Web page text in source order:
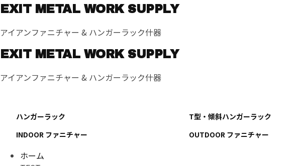
コ
テ
ツ
ス
EXIT METAL WORK SUPPLY
アイアンファニチャー & ハンガーラック什器
EXIT METAL WORK SUPPLY
アイアンファニチャー & ハンガーラック什器
ハンガーラック T型・傾斜ハンガーラック
INDOOR ファニチャー
OUTDOOR ファニチャー
ホーム